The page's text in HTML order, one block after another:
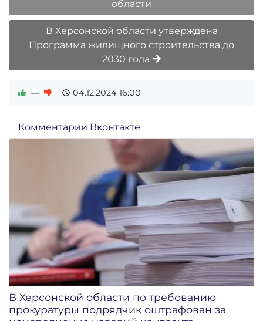
области
В Херсонской области утверждена
Программа жилищного строительства до
2030 года
— 04.12.2024 16:00
Комментарии Вконтакте
В Херсонской области по требованию
прокуратуры подрядчик оштрафован за